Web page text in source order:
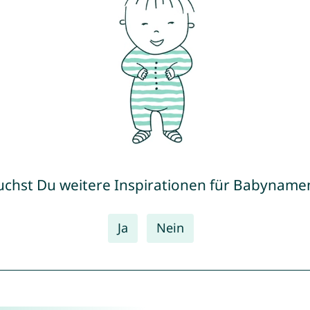
Du weitere Inspirationen für
Ja Nein